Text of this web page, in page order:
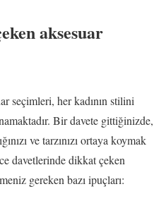
aksesuar
seçimleri, her kadının stilini
Bir davete gittiğinizde,
ve tarzınızı ortaya koymak
davetlerinde dikkat çeken
gereken bazı ipuçları: